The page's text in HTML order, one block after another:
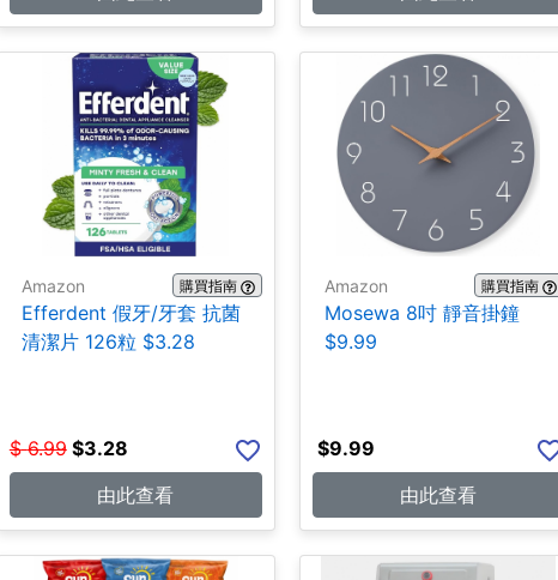
Amazon 購買指南
Efferdent 假牙/牙套 抗菌
清潔片 126粒 $3.28
$ 6.99 $3.28
由此查看
Amazon 購買指南
Mosewa 8吋 靜音掛鐘
$9.99
$9.99
由此查看